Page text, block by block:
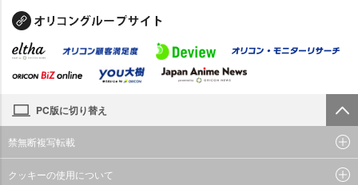
PC版に切り替え
禁無断複写転載
クッキーの使用について